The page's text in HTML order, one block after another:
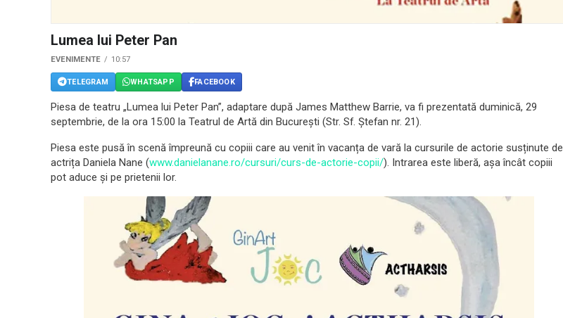
Lumea lui Peter Pan
EVENIMENTE 10:57
TELEGRAM WHATSAPP FACEBOOK
Piesa de teatru „Lumea lui Peter Pan”, adaptare după James Matthew Barrie, va fi prezentată duminică, 29
septembrie, de la ora 15:00 la Teatrul de Artă din București (Str. Sf. Ștefan nr. 21).
Piesa este pusă în scenă împreună cu copiii care au venit în vacanța de vară la cursurile de actorie susținute de
actrița Daniela Nane (www.danielanane.ro/cursuri/curs-de-actorie-copii/). Intrarea este liberă, așa încât copiii
pot aduce și pe prietenii lor.